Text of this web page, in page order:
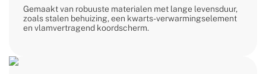
Gemaakt van robuuste materialen met lange levensduur,
zoals stalen behuizing, een kwarts-verwarmingselement
en vlamvertragend koordscherm.